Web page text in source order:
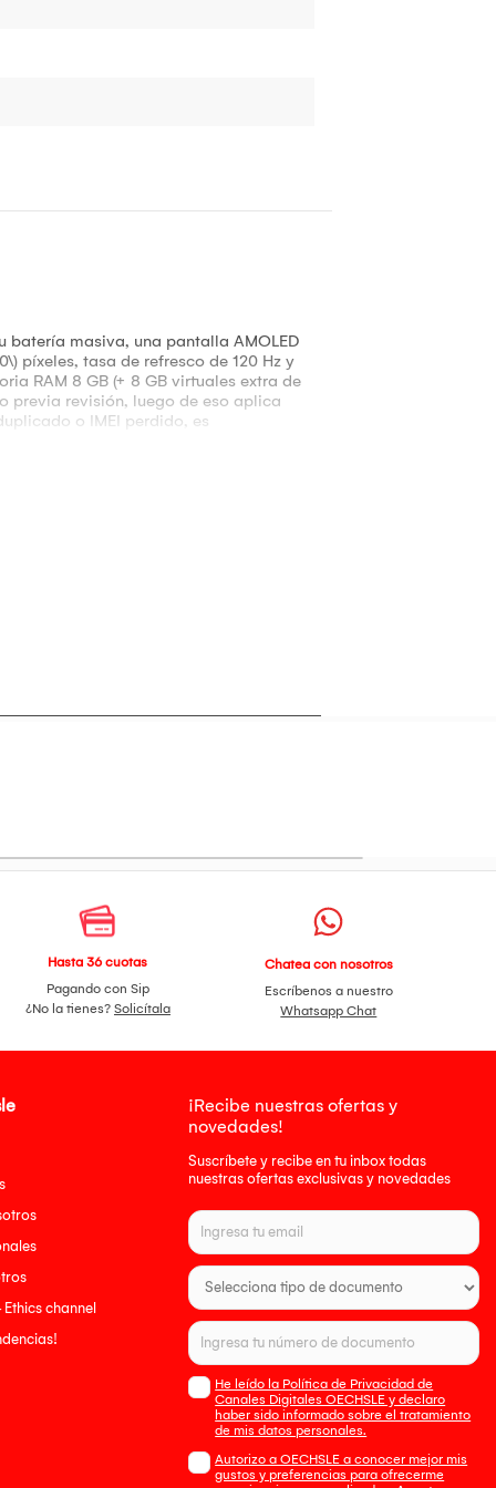
batería masiva, una pantalla AMOLED
píxeles, tasa de refresco de 120 Hz y
RAM 8 GB (+ 8 GB virtuales extra de
previa revisión, luego de eso aplica
o IMEI perdido, es
Hasta 36 cuotas
Pagando con Sip
¿No la tienes? Solicítala
Chatea con nosotros
Escríbenos a nuestro
Whatsapp Chat
channel
¡Recibe nuestras ofertas y
novedades!
Suscríbete y recibe en tu inbox todas
nuestras ofertas exclusivas y novedades
He leído la Política de Privacidad de
Canales Digitales OECHSLE y declaro
haber sido informado sobre el tratamiento
de mis datos personales.
Autorizo a OECHSLE a conocer mejor mis
gustos y preferencias para ofrecerme